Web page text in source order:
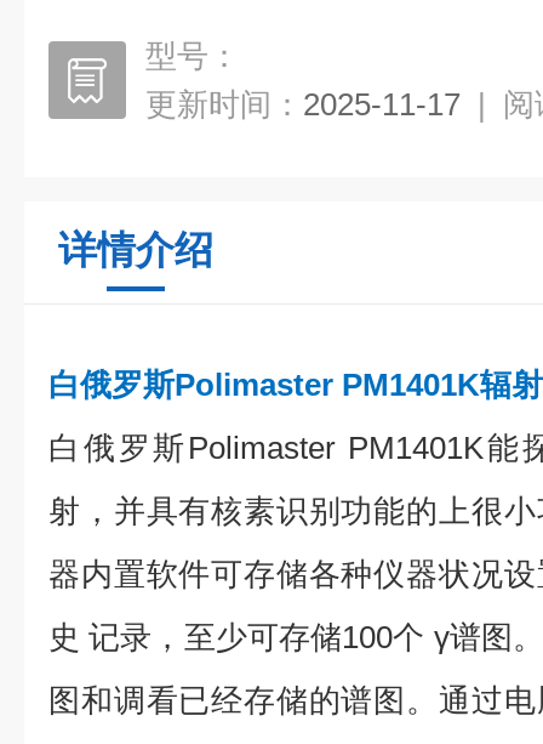
型号：
更新时间： 2025-11-17 | 阅
详情介绍
白俄罗斯Polimaster PM1401K辐
白俄罗斯Polimaster PM1401K能
射，并具有核素识别功能的上很
器内置软件可存储各种仪器状况
史 记录，至少可存储100个 γ谱图
图和调看已经存储的谱图。通过